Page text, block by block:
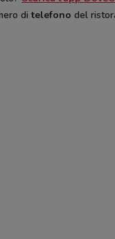
ditelefono del